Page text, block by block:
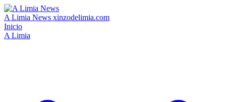
A Limia News xinzodelimia.com
Inicio
A Limia